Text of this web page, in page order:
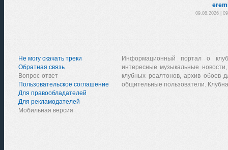
09.08.2026 |
Не могу скачать треки
Обратная связь
Вопрос-ответ
Пользовательское соглашение
Для правообладателей
Для рекламодателей
Мобильная версия
Информационный портал о
интересные музыкальные
клубных реалтонов, архив обоев
общительные пользователи.